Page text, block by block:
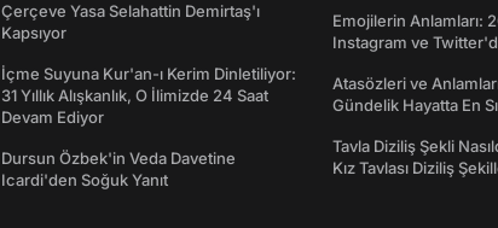
Çerçeve Yasa Selahattin Demirtaş'ı
Kapsıyor
İçme Suyuna Kur'an-ı Kerim Dinletiliyor:
31 Yıllık Alışkanlık, O İlimizde 24 Saat
Devam Ediyor
Dursun Özbek'in Veda Davetine
Icardi'den Soğuk Yanıt
Emojilerin Anlamları:
Instagram ve
Atasözleri ve
Gündelik Hayatta En
Tavla Diziliş Şekli
Kız Tavlası Diziliş